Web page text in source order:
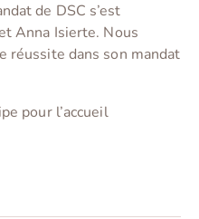
de DSC s’est
Anna Isierte. Nous
réussite dans son mandat
pour l’accueil